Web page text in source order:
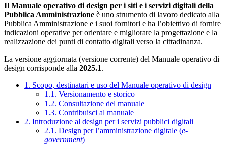
Il Manuale operativo di design per i siti e i servizi digitali della
Pubblica Amministrazione è uno strumento di lavoro dedicato alla
Pubblica Amministrazione e i suoi fornitori e ha l’obiettivo di fornire
indicazioni operative per orientare e migliorare la progettazione e la
realizzazione dei punti di contatto digitali verso la cittadinanza.
La versione aggiornata (versione corrente) del Manuale operativo di
design corrisponde alla 2025.1.
1. Scopo, destinatari e uso del Manuale operativo di design
1.1. Versionamento e storico
1.2. Consultazione del manuale
1.3. Contribuisci al manuale
2. Introduzione al design per i servizi pubblici digitali
2.1. Design per l’amministrazione digitale (e-
government)